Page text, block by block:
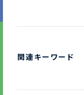
関連キーワード